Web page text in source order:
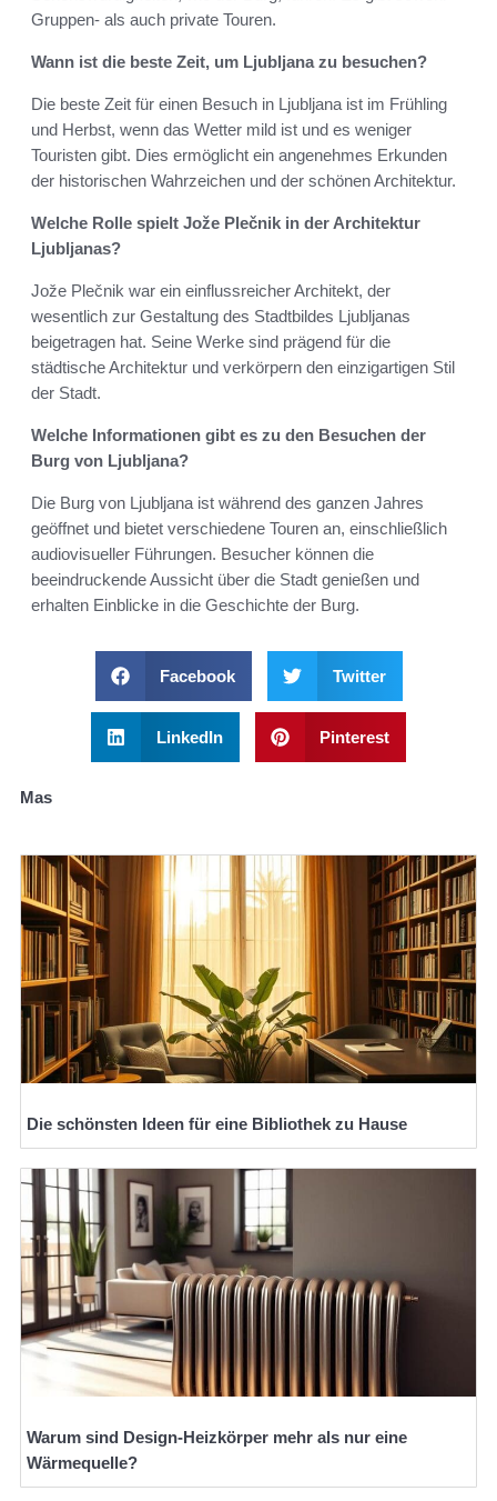
Gruppen- als auch private Touren.
Wann ist die beste Zeit, um Ljubljana zu besuchen?
Die beste Zeit für einen Besuch in Ljubljana ist im Frühling
und Herbst, wenn das Wetter mild ist und es weniger
Touristen gibt. Dies ermöglicht ein angenehmes Erkunden
der historischen Wahrzeichen und der schönen Architektur.
Welche Rolle spielt Jože Plečnik in der Architektur
Ljubljanas?
Jože Plečnik war ein einflussreicher Architekt, der
wesentlich zur Gestaltung des Stadtbildes Ljubljanas
beigetragen hat. Seine Werke sind prägend für die
städtische Architektur und verkörpern den einzigartigen Stil
der Stadt.
Welche Informationen gibt es zu den Besuchen der
Burg von Ljubljana?
Die Burg von Ljubljana ist während des ganzen Jahres
geöffnet und bietet verschiedene Touren an, einschließlich
audiovisueller Führungen. Besucher können die
beeindruckende Aussicht über die Stadt genießen und
erhalten Einblicke in die Geschichte der Burg.
Facebook Twitter
LinkedIn Pinterest
Mas
Die schönsten Ideen für eine Bibliothek zu Hause
Warum sind Design-Heizkörper mehr als nur eine
Wärmequelle?